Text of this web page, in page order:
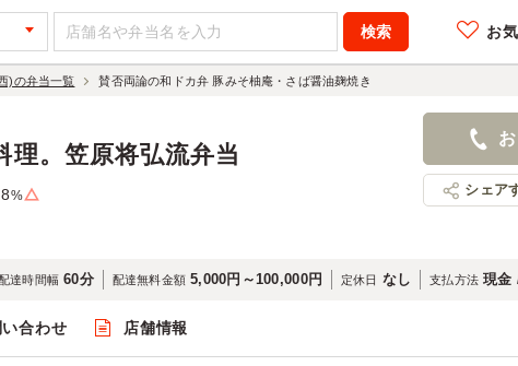
お
ば醤油麹焼き
店舗名：賛否両
)の弁当一覧 賛否両論の和ドカ弁 豚みそ柚庵・さば醤油麹焼き
理。笠原将弘流弁当
% シェア
達時間幅 60分 配達無料金額 5,000円～100,000円 定休日 なし 支払方法 現金
い合わせ 店舗情報